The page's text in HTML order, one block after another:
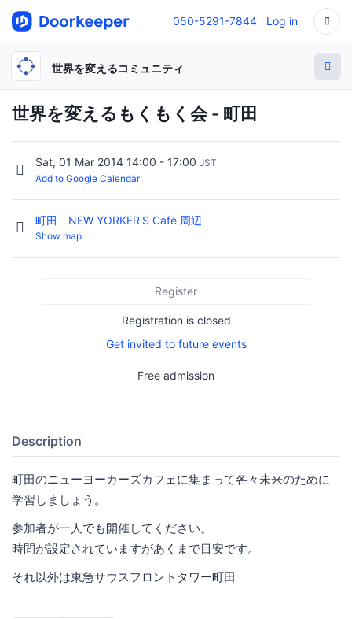
050-5291-7844 Log in
世界を変えるコミュニティ
世界を変えるもくもく会 - 町田
Sat, 01 Mar 2014 14:00 - 17:00 JST
Add to Google Calendar
町田 NEW YORKER'S Cafe 周辺
Show map
Register
Registration is closed
Get invited to future events
Free admission
Description
町田のニューヨーカーズカフェに集まって各々未来のために
学習しましょう。
参加者が一人でも開催してください。
時間が設定されていますがあくまで目安です。
それ以外は東急サウスフロントタワー町田